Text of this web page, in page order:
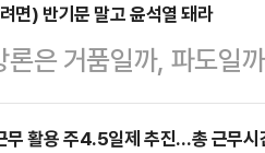
장판사 이상호 이재신
한특례법 위반 등 혐
원심을 유지했다. 80
면) 반기문 말고 윤석열 돼라
론은 거품일까, 파도일
이 있을 때마다 나오는
살고, 공직에 의해 주어
무 활용 주4.5일제 추진…총 근무시